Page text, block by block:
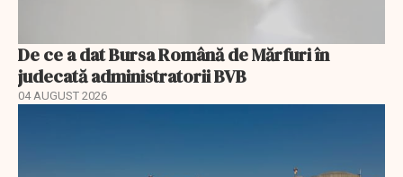
De ce a dat Bursa Română de Mărfuri în
judecată administratorii BVB
04 AUGUST 2026